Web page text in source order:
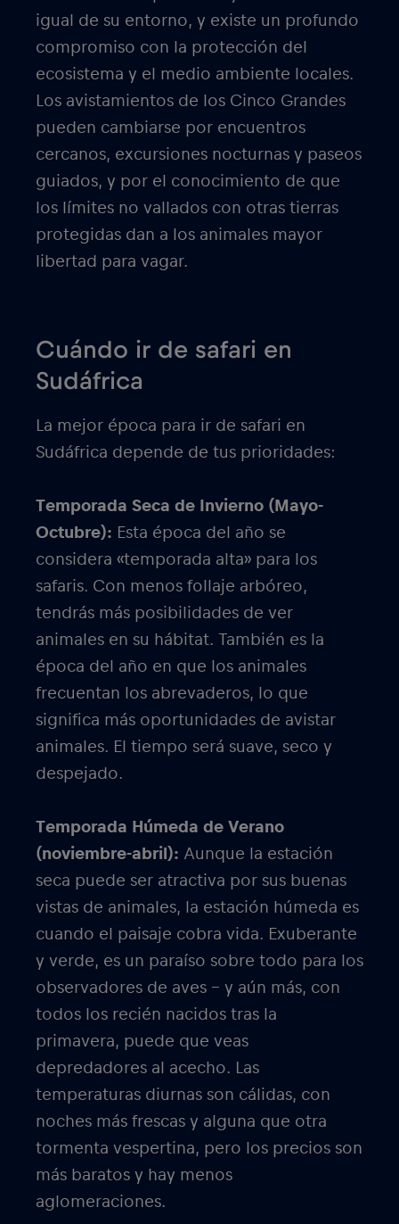
igual de su entorno, y existe un profundo
compromiso con la protección del
ecosistema y el medio ambiente locales.
Los avistamientos de los Cinco Grandes
pueden cambiarse por encuentros
cercanos, excursiones nocturnas y paseos
guiados, y por el conocimiento de que
los límites no vallados con otras tierras
protegidas dan a los animales mayor
libertad para vagar.
Cuándo ir de safari en
Sudáfrica
La mejor época para ir de safari en
Sudáfrica depende de tus prioridades:
Temporada Seca de Invierno (Mayo-
Octubre): Esta época del año se
considera «temporada alta» para los
safaris. Con menos follaje arbóreo,
tendrás más posibilidades de ver
animales en su hábitat. También es la
época del año en que los animales
frecuentan los abrevaderos, lo que
significa más oportunidades de avistar
animales. El tiempo será suave, seco y
despejado.
Temporada Húmeda de Verano
(noviembre-abril): Aunque la estación
seca puede ser atractiva por sus buenas
vistas de animales, la estación húmeda es
cuando el paisaje cobra vida. Exuberante
y verde, es un paraíso sobre todo para los
observadores de aves – y aún más, con
todos los recién nacidos tras la
primavera, puede que veas
depredadores al acecho. Las
temperaturas diurnas son cálidas, con
noches más frescas y alguna que otra
tormenta vespertina, pero los precios son
más baratos y hay menos
aglomeraciones.